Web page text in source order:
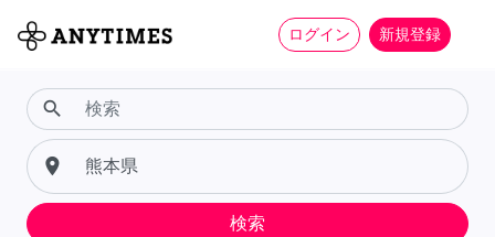
ログイン 新規登録
search
place
検索